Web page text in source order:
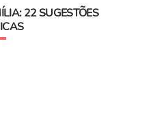
22 SUGESTÕES